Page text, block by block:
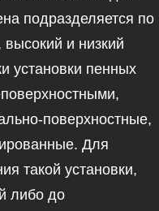
подразделяется по
и низкий
установки пенных
поверхностные,
Для
такой установки,
либо до